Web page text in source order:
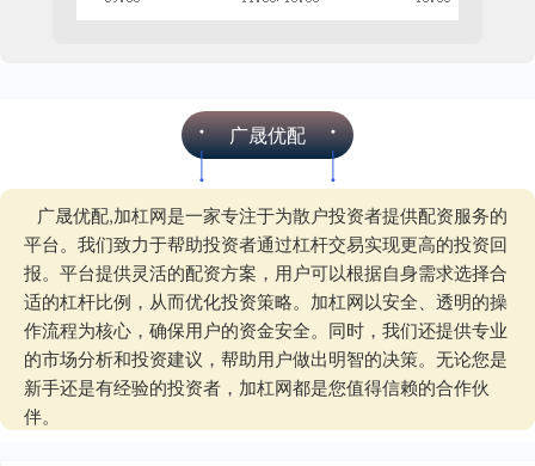
广晟优配
广晟优配,加杠网是一家专注于为散户投资者提供配资服务的
平台。我们致力于帮助投资者通过杠杆交易实现更高的投资回
报。平台提供灵活的配资方案，用户可以根据自身需求选择合
适的杠杆比例，从而优化投资策略。加杠网以安全、透明的操
作流程为核心，确保用户的资金安全。同时，我们还提供专业
的市场分析和投资建议，帮助用户做出明智的决策。无论您是
新手还是有经验的投资者，加杠网都是您值得信赖的合作伙
伴。